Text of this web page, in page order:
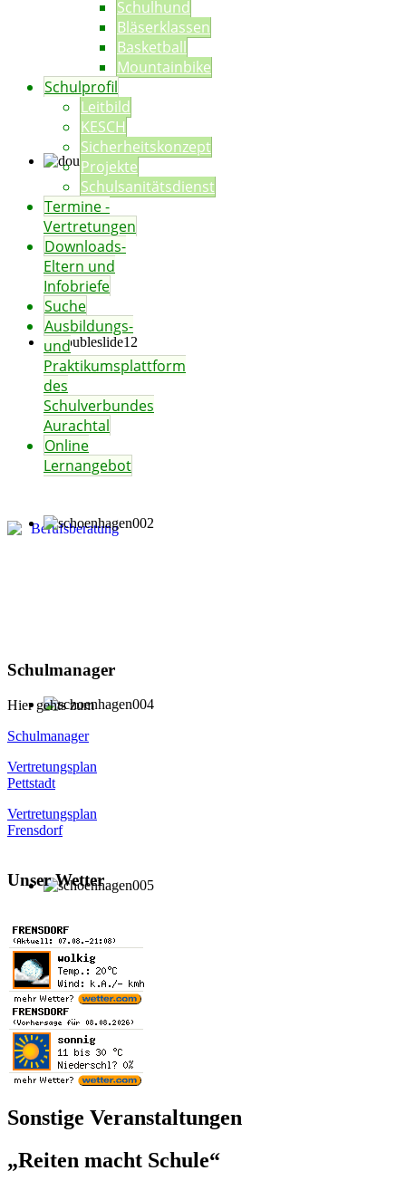
Schulhund
Bläserklassen
Basketball
Mountainbike
Schulprofil
Leitbild
KESCH
Sicherheitskonzept
Projekte
Schulsanitätsdienst
Termine -
Vertretungen
Downloads-
Eltern und
Infobriefe
Suche
Ausbildungs-
und
Praktikumsplattform
des
Schulverbundes
Aurachtal
Online
Lernangebot
Schulmanager
Hier gehts zum
Schulmanager
Vertretungsplan
Pettstadt
Vertretungsplan
Frensdorf
Unser Wetter
Sonstige Veranstaltungen
„Reiten macht Schule“